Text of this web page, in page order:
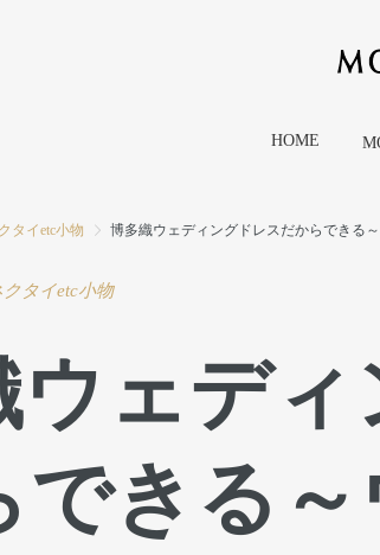
HOME
タイetc小物 博多織ウェディングドレスだからできる
タイetc小物
ウェデ
できる～